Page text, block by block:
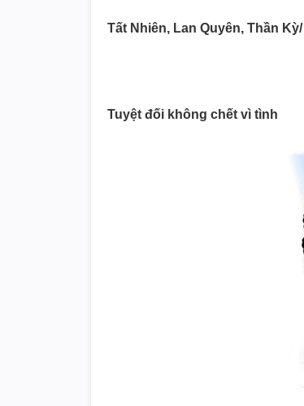
Tất Nhiên, Lan Quyên, Thần Kỳ/
Tuyệt đối không chết vì tình